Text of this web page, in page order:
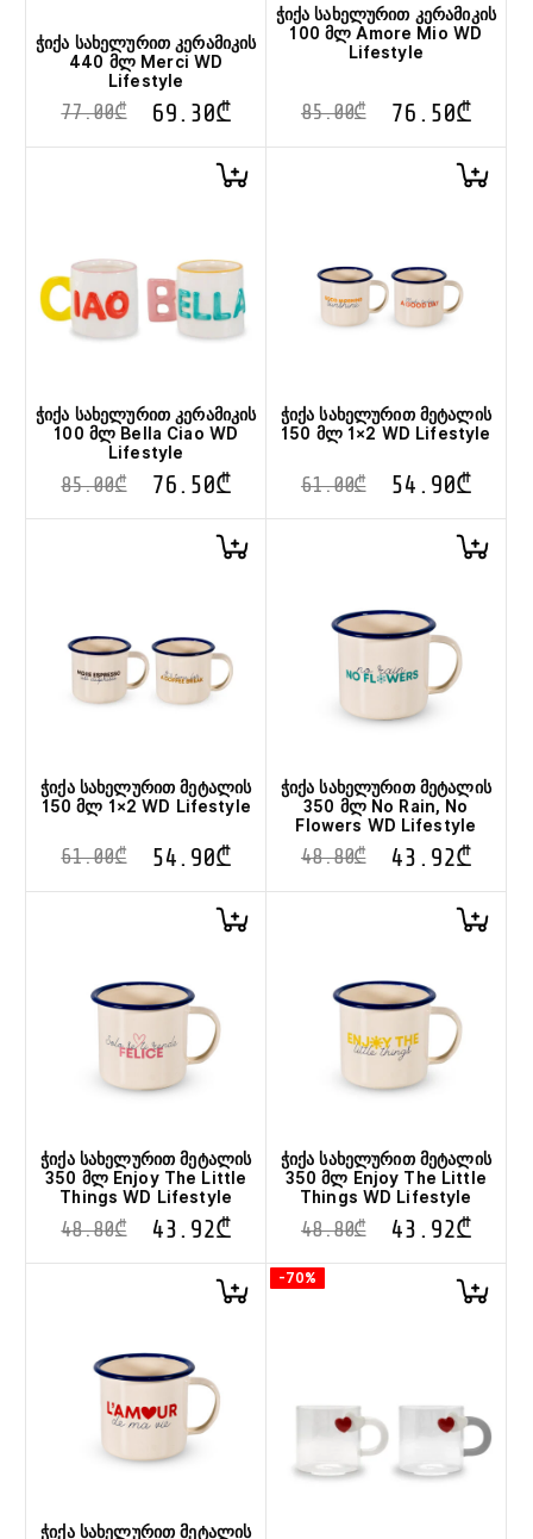
ჭიქა სახელურით კერამიკის
440 მლ Merci WD
Lifestyle
77.00₾ 69.30₾
ჭიქა სახელურით კერამიკის
100 მლ Amore Mio WD
Lifestyle
85.00₾ 76.50₾
ჭიქა სახელურით კერამიკის
100 მლ Bella Ciao WD
Lifestyle
85.00₾ 76.50₾
ჭიქა სახელურით მეტალის
150 მლ 1×2 WD Lifestyle
61.00₾ 54.90₾
ჭიქა სახელურით მეტალის
150 მლ 1×2 WD Lifestyle
61.00₾ 54.90₾
ჭიქა სახელურით მეტალის
350 მლ No Rain, No
Flowers WD Lifestyle
48.80₾ 43.92₾
ჭიქა სახელურით მეტალის
350 მლ Enjoy The Little
Things WD Lifestyle
48.80₾ 43.92₾
ჭიქა სახელურით მეტალის
350 მლ Enjoy The Little
Things WD Lifestyle
48.80₾ 43.92₾
ჭიქა სახელურით მეტალის
-70%